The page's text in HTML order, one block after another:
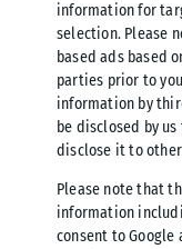
information for
selection. Please
based ads based
parties prior to
information by
be disclosed by
disclose it to
Please note that
information
consent to
η κοπή της
–
ετοιμότητας
πραγματοποιήθηκε η
σε μια